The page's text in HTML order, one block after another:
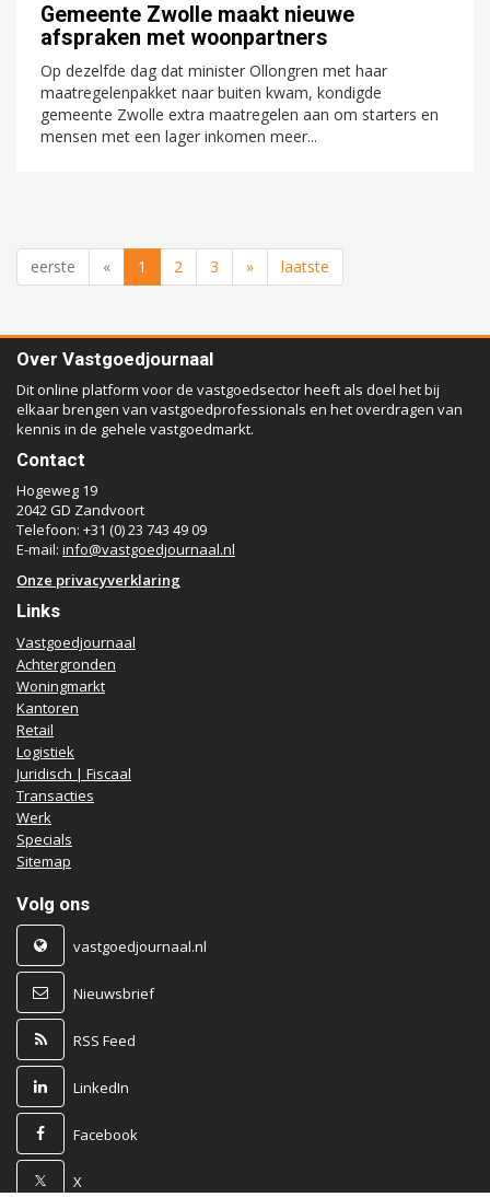
Gemeente Zwolle maakt nieuwe
afspraken met woonpartners
Op dezelfde dag dat minister Ollongren met haar
maatregelenpakket naar buiten kwam, kondigde
gemeente Zwolle extra maatregelen aan om starters en
mensen met een lager inkomen meer...
eerste « 1 2 3 » laatste
Over Vastgoedjournaal
Dit online platform voor de vastgoedsector heeft als doel het bij
elkaar brengen van vastgoedprofessionals en het overdragen van
kennis in de gehele vastgoedmarkt.
Contact
Hogeweg 19
2042 GD Zandvoort
Telefoon: +31 (0) 23 743 49 09
E-mail: info@vastgoedjournaal.nl
Onze privacyverklaring
Links
Vastgoedjournaal
Achtergronden
Woningmarkt
Kantoren
Retail
Logistiek
Juridisch | Fiscaal
Transacties
Werk
Specials
Sitemap
Volg ons
vastgoedjournaal.nl
Nieuwsbrief
RSS Feed
LinkedIn
Facebook
X